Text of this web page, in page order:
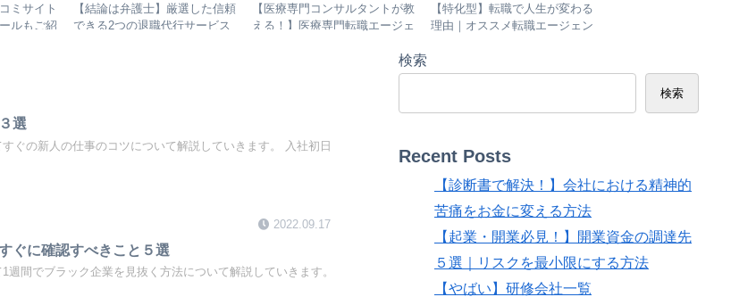
ミサイト
ルもご紹
【結論は弁護士】厳選した信頼
できる2つの退職代行サービス
【医療専門コンサルタントが教
える！】医療専門転職エージェ
【特化型】転職で人生が変わる
理由｜オススメ転職エージェン
選
ぐの新人の仕事のコツについて解説していきます。 入社初日
2022.09.17
ぐに確認すべきこと５選
週間でブラック企業を見抜く方法について解説していきます。
検索
検索
Recent Posts
【診断書で解決！】会社における精神的
苦痛をお金に変える方法
【起業・開業必見！】開業資金の調達先
５選｜リスクを最小限にする方法
【やばい】研修会社一覧